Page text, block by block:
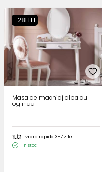
-281 LEI
Masa de machiaj alba cu
oglinda
Livrare rapida 3-7 zile
In stoc